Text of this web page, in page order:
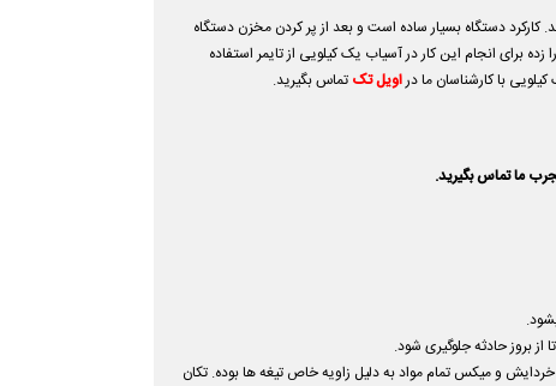
و نظیر آن میباشد. کارکرد دستگاه بسیار ساده است و بعد از پر کردن مخزن دستگاه
انجام این کار در آسیاب یک کیلویی از تایمر استفاده
با کارشناسان ما دراویل تک تماس بگیرید.
ما تماس بگیرید.
بروز حادثه جلوگیری شود.
و میکس تمام مواد به دلیل زاویه خاص تیغه ها بوده. تکان